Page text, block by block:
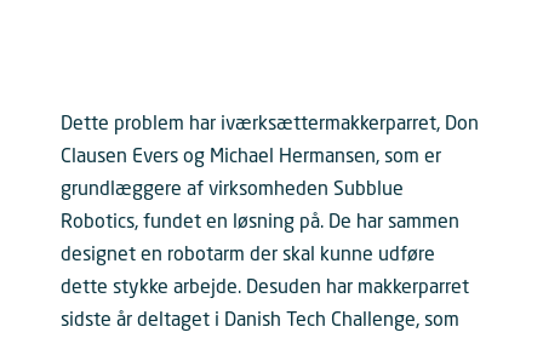
Dette problem har iværksættermakkerparret, Don
Clausen Evers og Michael Hermansen, som er
grundlæggere af virksomheden Subblue
Robotics, fundet en løsning på. De har sammen
designet en robotarm der skal kunne udføre
dette stykke arbejde. Desuden har makkerparret
sidste år deltaget i Danish Tech Challenge, som